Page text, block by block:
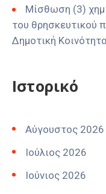
Μίσθωση (3)
του θρησκευτικού
Δημοτική
Ιστορικό
Αύγουστος 2026
Ιούλιος 2026
Ιούνιος 2026